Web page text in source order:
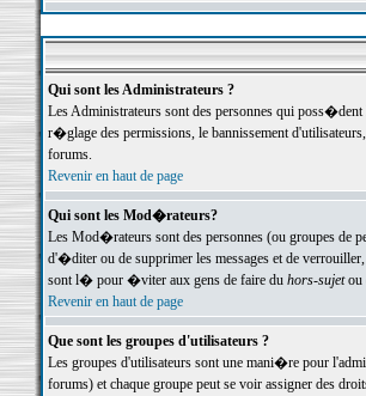
Qui sont les Administrateurs ?
Les Administrateurs sont des personnes qui
r�glage des permissions, le bannissement
forums.
Revenir en haut de page
Qui sont les Mod�rateurs?
Les Mod�rateurs sont des personnes (ou groupes de
d'�diter ou de supprimer les messages et de
sont l� pour �viter aux gens de faire du hors-sujetou
Revenir en haut de page
Que sont les groupes d'utilisateurs ?
Les groupes d'utilisateurs sont une mani�re pour
forums) et chaque groupe peut se voir assigner des